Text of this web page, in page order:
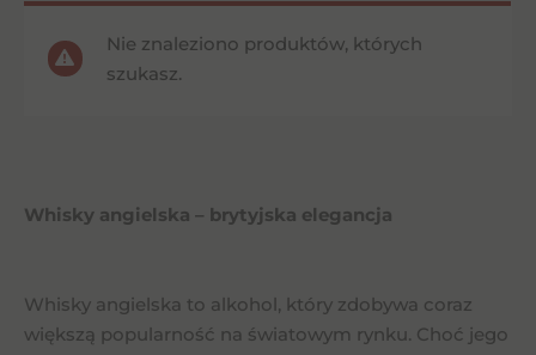
Nie znaleziono produktów, których
szukasz.
Whisky angielska – brytyjska elegancja
Whisky angielska to alkohol, który zdobywa coraz
większą popularność na światowym rynku. Choć jego